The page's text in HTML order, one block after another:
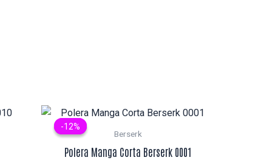
-12%
-12%
Berserk
Polera Manga Corta Berserk 0001